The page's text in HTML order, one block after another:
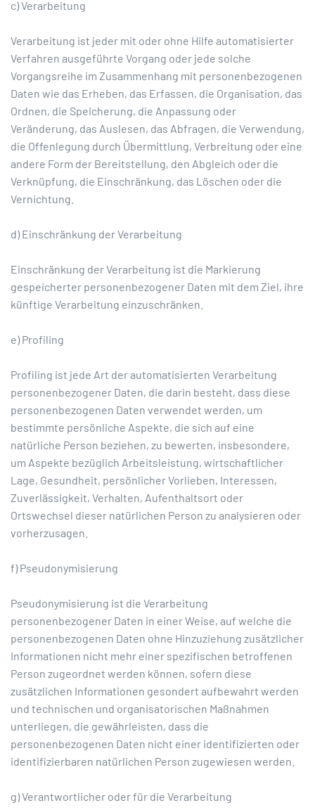
c) Verarbeitung
Verarbeitung ist jeder mit oder ohne Hilfe automatisierter
Verfahren ausgeführte Vorgang oder jede solche
Vorgangsreihe im Zusammenhang mit personenbezogenen
Daten wie das Erheben, das Erfassen, die Organisation, das
Ordnen, die Speicherung, die Anpassung oder
Veränderung, das Auslesen, das Abfragen, die Verwendung,
die Offenlegung durch Übermittlung, Verbreitung oder eine
andere Form der Bereitstellung, den Abgleich oder die
Verknüpfung, die Einschränkung, das Löschen oder die
Vernichtung.
d) Einschränkung der Verarbeitung
Einschränkung der Verarbeitung ist die Markierung
gespeicherter personenbezogener Daten mit dem Ziel, ihre
künftige Verarbeitung einzuschränken.
e) Profiling
Profiling ist jede Art der automatisierten Verarbeitung
personenbezogener Daten, die darin besteht, dass diese
personenbezogenen Daten verwendet werden, um
bestimmte persönliche Aspekte, die sich auf eine
natürliche Person beziehen, zu bewerten, insbesondere,
um Aspekte bezüglich Arbeitsleistung, wirtschaftlicher
Lage, Gesundheit, persönlicher Vorlieben, Interessen,
Zuverlässigkeit, Verhalten, Aufenthaltsort oder
Ortswechsel dieser natürlichen Person zu analysieren oder
vorherzusagen.
f) Pseudonymisierung
Pseudonymisierung ist die Verarbeitung
personenbezogener Daten in einer Weise, auf welche die
personenbezogenen Daten ohne Hinzuziehung zusätzlicher
Informationen nicht mehr einer spezifischen betroffenen
Person zugeordnet werden können, sofern diese
zusätzlichen Informationen gesondert aufbewahrt werden
und technischen und organisatorischen Maßnahmen
unterliegen, die gewährleisten, dass die
personenbezogenen Daten nicht einer identifizierten oder
identifizierbaren natürlichen Person zugewiesen werden.
g) Verantwortlicher oder für die Verarbeitung